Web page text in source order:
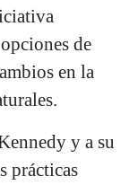
de
en la
y a su
prácticas